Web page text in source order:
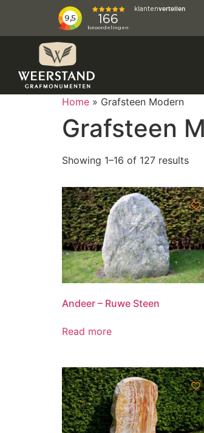
Home » Grafsteen Modern
Grafsteen
Showing 1–16 of 127 results
Andeer – Ruwe Steen
Read more